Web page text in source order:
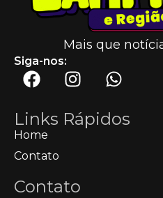
Mais que
Siga-nos:
Links Rápidos
Home
Contato
Contato